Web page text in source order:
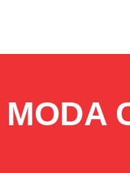
MODA